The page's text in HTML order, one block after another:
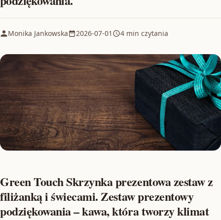
Monika Jankowska 2026-07-01 4 min czytania
Green Touch Skrzynka prezentowa zestaw z
filiżanką i świecami. Zestaw prezentowy
podziękowania – kawa, która tworzy klimat